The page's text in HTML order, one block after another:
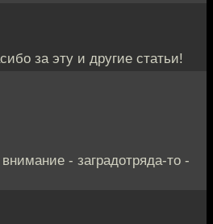
за эту и другие статьи!
- заградотряда-то -